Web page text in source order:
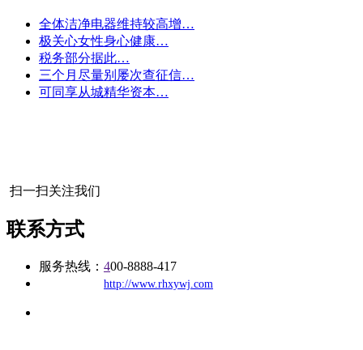
全体洁净电器维持较高增…
极关心女性身心健康…
税务部分据此…
三个月尽量别屡次查征信…
可同享从城精华资本…
扫一扫关注我们
联系方式
服务热线： 400-8888-417
http://www.rhxywj.com